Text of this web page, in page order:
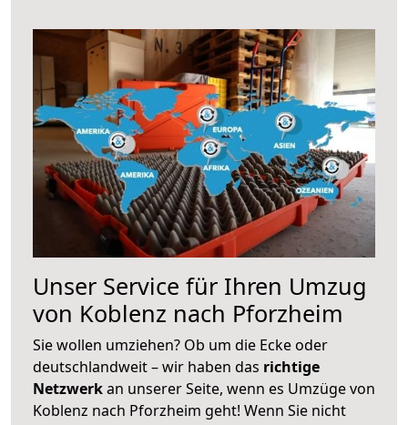
Unser Service für Ihren Umzug
von Koblenz nach Pforzheim
Sie wollen umziehen? Ob um die Ecke oder
deutschlandweit – wir haben das richtige
Netzwerkan unserer Seite, wenn es Umzüge von
Koblenz nach Pforzheim geht! Wenn Sie nicht